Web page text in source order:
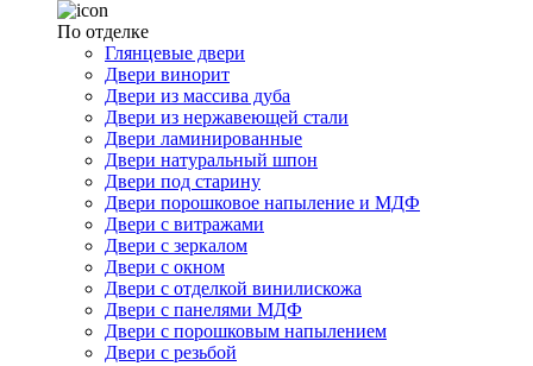
По отделке
Глянцевые двери
Двери винорит
Двери из массива дуба
Двери из нержавеющей стали
Двери ламинированные
Двери натуральный шпон
Двери под старину
Двери порошковое напыление и МДФ
Двери с витражами
Двери с зеркалом
Двери с окном
Двери с отделкой винилискожа
Двери с панелями МДФ
Двери с порошковым напылением
Двери с резьбой